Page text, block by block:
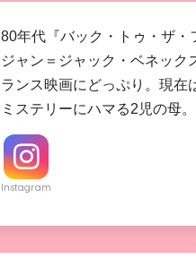
80年代『バック・トゥ・ザ
ジャン＝ジャック・ベネック
ランス映画にどっぷり。現在
ミステリーにハマる2児の母。
Instagram